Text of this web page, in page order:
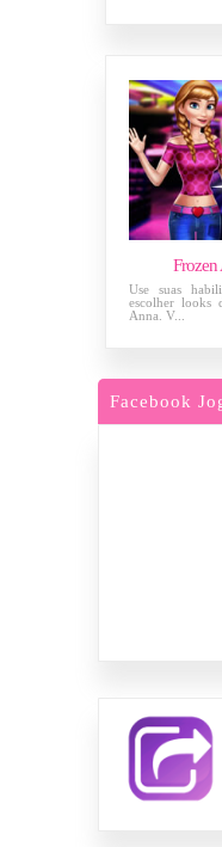
Frozen
Use suas
escolher looks
Anna. V...
Facebook